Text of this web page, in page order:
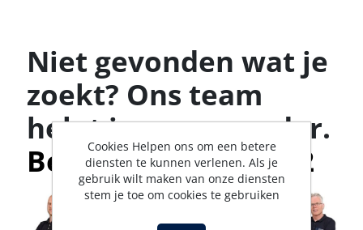
Niet gevonden wat je
zoekt? Ons team
helpt je graag verder.
Bel met 0316-523142
Cookies Helpen ons om een betere
diensten te kunnen verlenen. Als je
gebruik wilt maken van onze diensten
stem je toe om cookies te gebruiken